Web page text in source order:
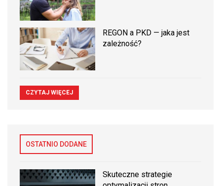
REGON a PKD — jaka jest
zależność?
CZYTAJ WIĘCEJ
OSTATNIO DODANE
Skuteczne strategie